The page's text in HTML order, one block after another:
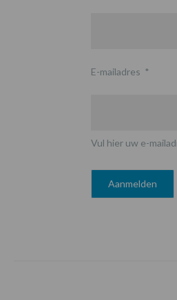
E-mailadres *
Vul hier uw e-